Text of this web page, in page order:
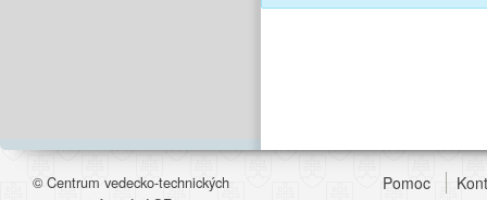
© Centrum vedecko-technických
Pomoc